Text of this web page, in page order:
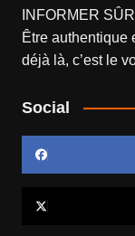
INFORMER
Être authentique
déjà là, c’est le
Social